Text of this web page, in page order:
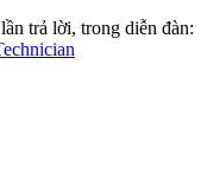
trả lời, trong diễn đàn: